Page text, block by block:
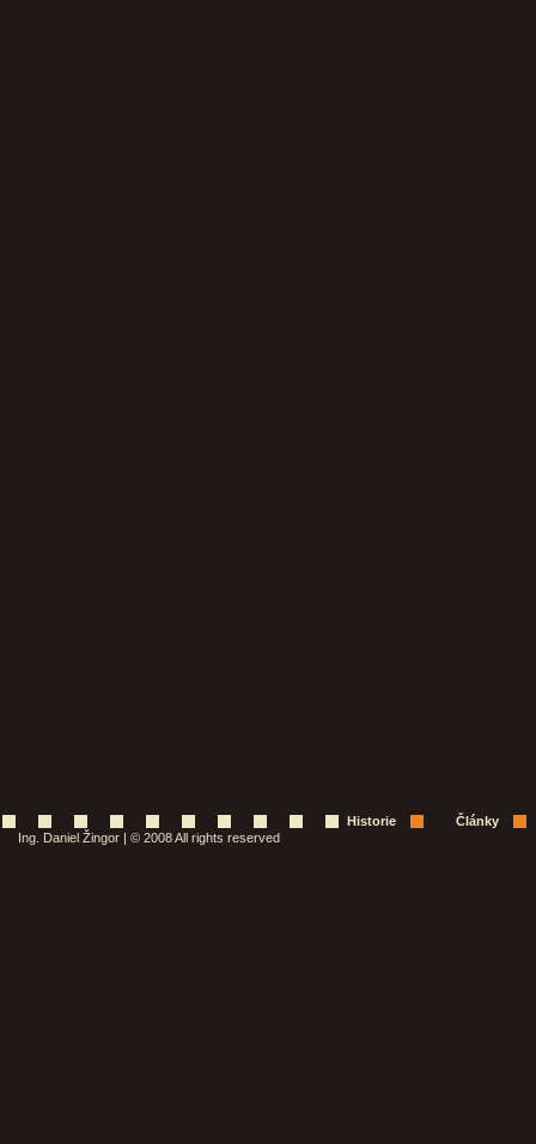
Historie
Články
Ing. Daniel Žingor | © 2008 All rights reserved